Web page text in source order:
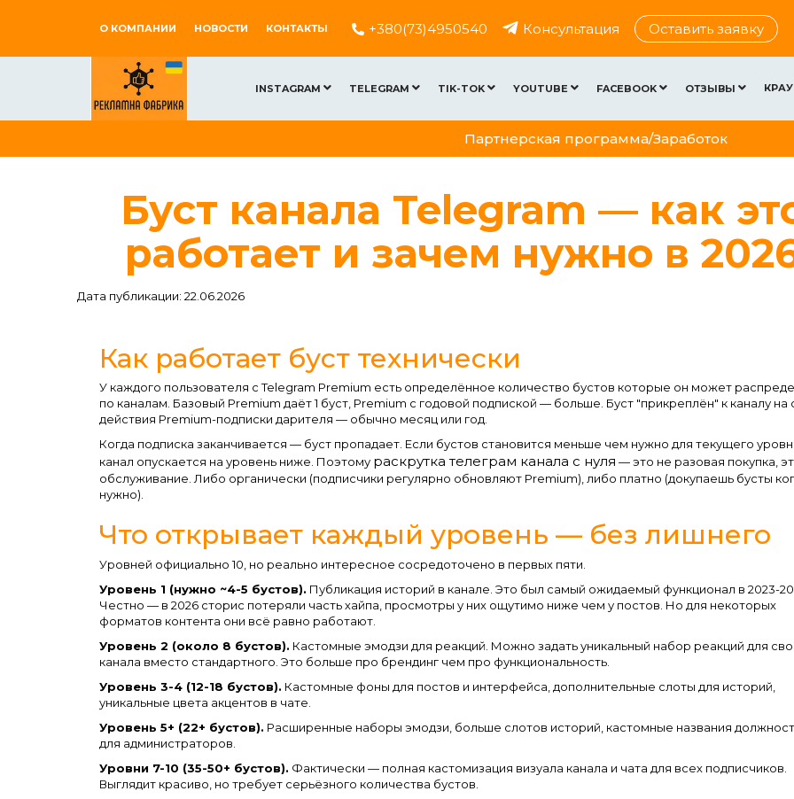
О КОМПАНИИ НОВОСТИ КОНТАКТЫ +380(73)4950540 Консультация Оставить заявку
INSTAGRAM TELEGRAM TIK-TOK YOUTUBE FACEBOOK ОТЗЫВЫ
Партнерская программа/Заработок
Буст канала Telegram — как
работает и зачем нужно в
Дата публикации: 22.06.2026
Как работает буст технически
У каждого пользователя с Telegram Premium есть определённое количество бустов которые он может
по каналам. Базовый Premium даёт 1 буст, Premium с годовой подпиской — больше. Буст "прикреплён" к каналу на
действия Premium-подписки дарителя — обычно месяц или год.
Когда подписка заканчивается — буст пропадает. Если бустов становится меньше чем нужно для текущего
канал опускается на уровень ниже. Поэтому раскрутка телеграм канала с нуля — это не разовая покупка,
обслуживание. Либо органически (подписчики регулярно обновляют Premium), либо платно (докупаешь бусты
нужно).
Что открывает каждый уровень — без лишнего
Уровней официально 10, но реально интересное сосредоточено в первых пяти.
Уровень 1 (нужно ~4-5 бустов). Публикация историй в канале. Это был самый ожидаемый функционал в 2023-
Честно — в 2026 сторис потеряли часть хайпа, просмотры у них ощутимо ниже чем у постов. Но для некоторых
форматов контента они всё равно работают.
Уровень 2 (около 8 бустов). Кастомные эмодзи для реакций. Можно задать уникальный набор реакций для
канала вместо стандартного. Это больше про брендинг чем про функциональность.
Уровень 3-4 (12-18 бустов). Кастомные фоны для постов и интерфейса, дополнительные слоты для историй,
уникальные цвета акцентов в чате.
Уровень 5+ (22+ бустов). Расширенные наборы эмодзи, больше слотов историй, кастомные названия
для администраторов.
Уровни 7-10 (35-50+ бустов). Фактически — полная кастомизация визуала канала и чата для всех подписчиков.
Выглядит красиво, но требует серьёзного количества бустов.